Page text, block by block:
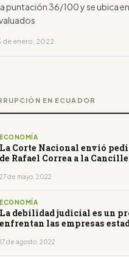
puntación 36/100 y se ubica
de enero, 2022
EN ECUADOR
ECONOMÍA
La Corte Nacional envió
de Rafael Correa a la
27 de mayo, 2022
ECONOMÍA
La debilidad judicial es un
enfrentan las empresas
17 de agosto, 2022